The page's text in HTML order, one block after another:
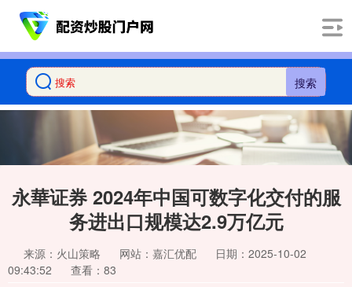
搜索
永華证券 2024年中国可数字化交付的服
务进出口规模达2.9万亿元
来源：火山策略 网站：嘉汇优配
日期：2025-10-02
09:43:52
查看：83